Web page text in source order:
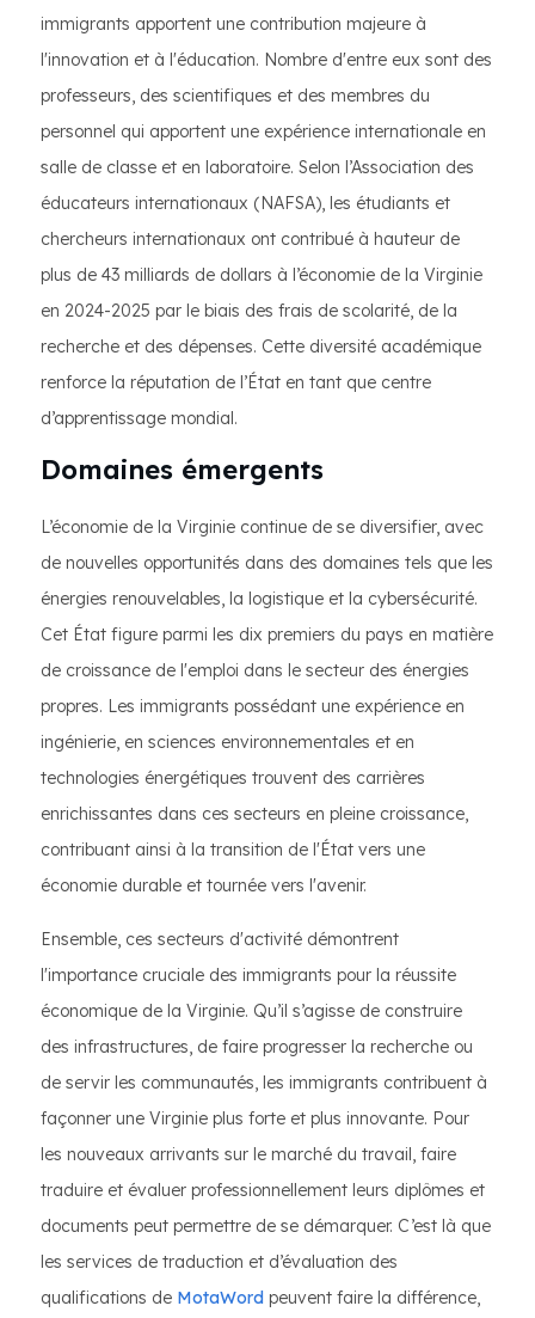
immigrants apportent une contribution majeure à
l'innovation et à l'éducation. Nombre d'entre eux sont des
professeurs, des scientifiques et des membres du
personnel qui apportent une expérience internationale en
salle de classe et en laboratoire. Selon l’Association des
éducateurs internationaux (NAFSA), les étudiants et
chercheurs internationaux ont contribué à hauteur de
plus de 43 milliards de dollars à l’économie de la Virginie
en 2024-2025 par le biais des frais de scolarité, de la
recherche et des dépenses. Cette diversité académique
renforce la réputation de l’État en tant que centre
d’apprentissage mondial.
Domaines émergents
L’économie de la Virginie continue de se diversifier, avec
de nouvelles opportunités dans des domaines tels que les
énergies renouvelables, la logistique et la cybersécurité.
Cet État figure parmi les dix premiers du pays en matière
de croissance de l'emploi dans le secteur des énergies
propres. Les immigrants possédant une expérience en
ingénierie, en sciences environnementales et en
technologies énergétiques trouvent des carrières
enrichissantes dans ces secteurs en pleine croissance,
contribuant ainsi à la transition de l'État vers une
économie durable et tournée vers l'avenir.
Ensemble, ces secteurs d'activité démontrent
l'importance cruciale des immigrants pour la réussite
économique de la Virginie. Qu’il s’agisse de construire
des infrastructures, de faire progresser la recherche ou
de servir les communautés, les immigrants contribuent à
façonner une Virginie plus forte et plus innovante. Pour
les nouveaux arrivants sur le marché du travail, faire
traduire et évaluer professionnellement leurs diplômes et
documents peut permettre de se démarquer. C’est là que
les services de traduction et d’évaluation des
qualifications de MotaWord peuvent faire la différence,